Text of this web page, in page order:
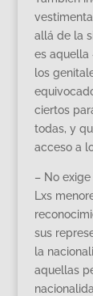
allá de la
es aquella
los
ciertos
todas, y
acceso a
– No
Lxs
sus
la
aquellas